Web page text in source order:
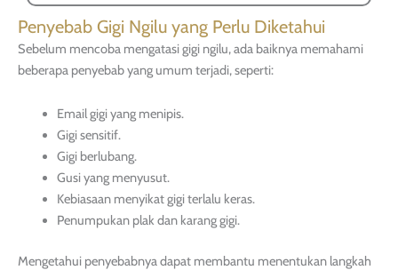
Penyebab Gigi Ngilu yang Perlu Diketahui
Sebelum mencoba mengatasi gigi ngilu, ada baiknya memahami
beberapa penyebab yang umum terjadi, seperti:
Email gigi yang menipis.
Gigi sensitif.
Gigi berlubang.
Gusi yang menyusut.
Kebiasaan menyikat gigi terlalu keras.
Penumpukan plak dan karang gigi.
Mengetahui penyebabnya dapat membantu menentukan langkah